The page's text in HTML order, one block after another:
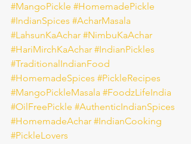
#MangoPickle #HomemadePickle
#IndianSpices #AcharMasala
#LahsunKaAchar #NimbuKaAchar
#HariMirchKaAchar #IndianPickles
#TraditionalIndianFood
#HomemadeSpices #PickleRecipes
#MangoPickleMasala #FoodzLifeIndia
#OilFreePickle #AuthenticIndianSpices
#HomemadeAchar #IndianCooking
#PickleLovers